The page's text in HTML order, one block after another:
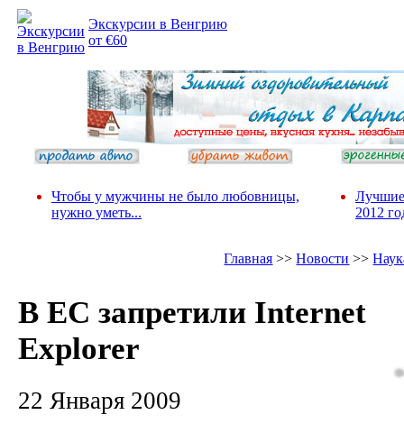
Экскурсии в Венгрию
от €60
Чтобы у мужчины не было любовницы,
нужно уметь...
Лучшие
2012
Главная >>Новости >>
В ЕС запретили Internet
Explorer
22 Января 2009